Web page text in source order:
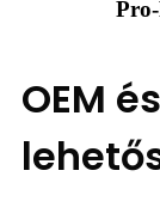
OEM